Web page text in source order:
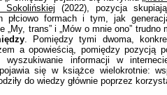
(2022), pozycja
płciowo formach i tym, jak
„My, trans” i „Mów o mnie ono”
. Pomiędzy tymi dwoma,
a opowieścią, pomiędzy pozycją
wyszukiwanie informacji w
się w książce wielokrotnie:
do wiedzy głównie poprzez